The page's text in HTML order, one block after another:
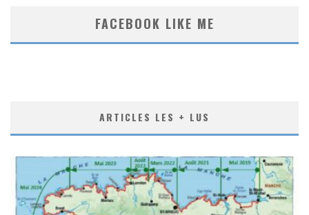
FACEBOOK LIKE ME
ARTICLES LES + LUS